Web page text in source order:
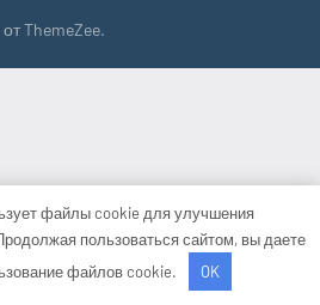
ThemeZee.
файлы cookie для улучшения
пользоваться сайтом, вы даете
файлов cookie.
OK